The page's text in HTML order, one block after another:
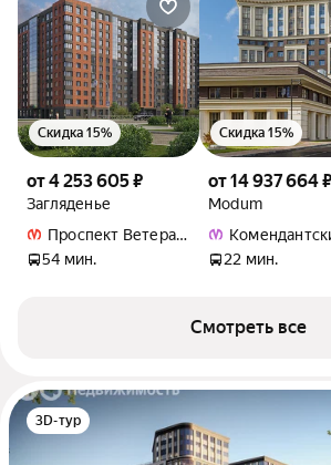
от 4 253 605 ₽
Загляденье
Проспект Ветеранов
54 мин.
Скидка 15%
от 14 937 664 ₽
Modum
22 мин.
Скидка 15%
Смотреть все
3D-тур